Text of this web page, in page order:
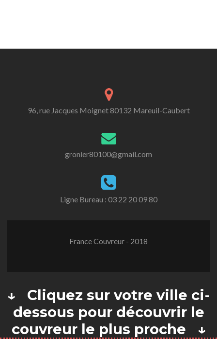
96, rue Jacques Moignet 80132 Mareuil-Caubert
gronier80100@gmail.com
Ligne Bureau : 03 22 20 09 80
France Couvreur - 2018
↓ Cliquez sur votre ville ci-
dessous pour découvrir le
couvreur le plus proche ↓